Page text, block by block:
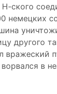
ского
немецких
другого
в